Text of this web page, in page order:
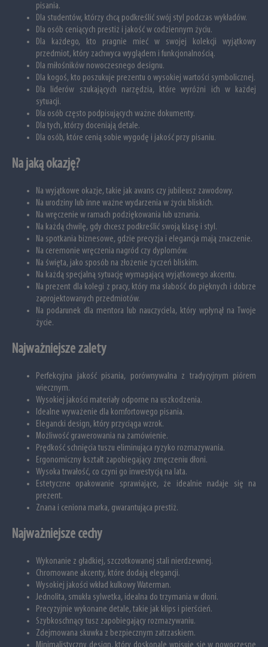
pisania.
Dla studentów, którzy chcą podkreślić swój styl podczas wykładów.
Dla osób ceniących prestiż i jakość w codziennym życiu.
Dla każdego, kto pragnie mieć w swojej kolekcji wyjątkowy
przedmiot, który zachwyca wyglądem i funkcjonalnością.
Dla miłośników nowoczesnego designu.
Dla kogoś, kto poszukuje prezentu o wysokiej wartości symbolicznej.
Dla liderów szukających narzędzia, które wyróżni ich w każdej
sytuacji.
Dla osób często podpisujących ważne dokumenty.
Dla tych, którzy doceniają detale.
Dla osób, które cenią sobie wygodę i jakość przy pisaniu.
Na jaką okazję?
Na wyjątkowe okazje, takie jak awans czy jubileusz zawodowy.
Na urodziny lub inne ważne wydarzenia w życiu bliskich.
Na wręczenie w ramach podziękowania lub uznania.
Na każdą chwilę, gdy chcesz podkreślić swoją klasę i styl.
Na spotkania biznesowe, gdzie precyzja i elegancja mają znaczenie.
Na ceremonie wręczenia nagród czy dyplomów.
Na święta, jako sposób na złożenie życzeń bliskim.
Na każdą specjalną sytuację wymagającą wyjątkowego akcentu.
Na prezent dla kolegi z pracy, który ma słabość do pięknych i dobrze
zaprojektowanych przedmiotów.
Na podarunek dla mentora lub nauczyciela, który wpłynął na Twoje
życie.
Najważniejsze zalety
Perfekcyjna jakość pisania, porównywalna z tradycyjnym piórem
wiecznym.
Wysokiej jakości materiały odporne na uszkodzenia.
Idealne wyważenie dla komfortowego pisania.
Elegancki design, który przyciąga wzrok.
Możliwość grawerowania na zamówienie.
Prędkość schnięcia tuszu eliminująca ryzyko rozmazywania.
Ergonomiczny kształt zapobiegający zmęczeniu dłoni.
Wysoka trwałość, co czyni go inwestycją na lata.
Estetyczne opakowanie sprawiające, że idealnie nadaje się na
prezent.
Znana i ceniona marka, gwarantująca prestiż.
Najważniejsze cechy
Wykonanie z gładkiej, szczotkowanej stali nierdzewnej.
Chromowane akcenty, które dodają elegancji.
Wysokiej jakości wkład kulkowy Waterman.
Jednolita, smukła sylwetka, idealna do trzymania w dłoni.
Precyzyjnie wykonane detale, takie jak klips i pierścień.
Szybkoschnący tusz zapobiegający rozmazywaniu.
Zdejmowana skuwka z bezpiecznym zatrzaskiem.
Minimalistyczny design, który doskonale wpisuje się w nowoczesne